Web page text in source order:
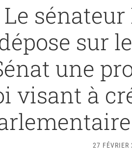
Le
sur
une
visant à
27 FÉVRIER